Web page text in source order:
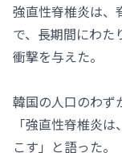
強直性脊椎炎は、
で、長期間にわた
衝撃を与えた。
韓国の人口のわず
「強直性脊椎炎
こす」と語った。